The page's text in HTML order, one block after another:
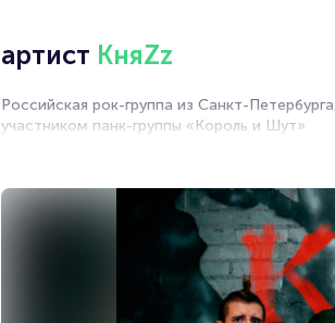
артист КняZz
Российская рок-группа из Санкт-
участником панк-группы «Король и Шут»